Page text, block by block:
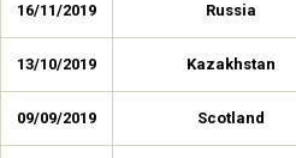
16/11/2019 Russia
13/10/2019 Kazakhstan
09/09/2019 Scotland